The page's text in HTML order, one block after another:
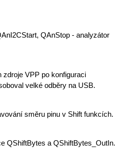
QAnStop - analyzátor
VPP po konfiguraci
velké odběry na USB.
směru pinu v Shift funkcích.
QShiftBytes a QShiftBytes_OutIn.